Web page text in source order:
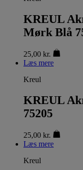
KREUL
Mørk Blå
25,00 kr.
Læs mere
Kreul
KREUL
75205
25,00 kr.
Læs mere
Kreul